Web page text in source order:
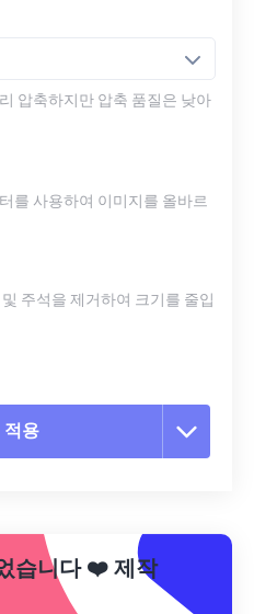
압축하지만 압축 품질은 낮아
를 사용하여 이미지를 올바르
주석을 제거하여 크기를 줄입
적용
습니다❤️제작